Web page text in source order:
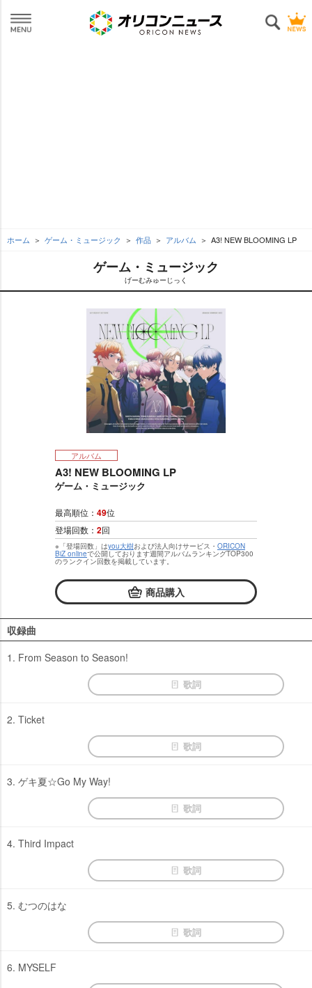
ホーム ゲーム・ミュージック 作品 アルバム A3! NEW BLOOMING LP
ゲーム・ミュージック
げーむみゅーじっく
アルバム
A3! NEW BLOOMING LP
ゲーム・ミュージック
最高順位： 49位
登場回数： 2回
※「登場回数」はyou大樹および法人向けサービス・ ORICON
BiZ onlineで公開しております週間アルバムランキングTOP300
のランクイン回数を掲載しています。
商品購入
収録曲
1. From Season to Season!
歌詞
2. Ticket
歌詞
3. ゲキ夏☆Go My Way!
歌詞
4. Third Impact
歌詞
5. むつのはな
歌詞
6. MYSELF